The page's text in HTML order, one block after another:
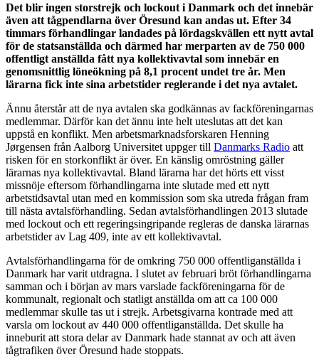
Det blir ingen storstrejk och lockout i Danmark och det innebär
även att tågpendlarna över Öresund kan andas ut. Efter 34
timmars förhandlingar landades på lördagskvällen ett nytt avtal
för de statsanställda och därmed har merparten av de 750 000
offentligt anställda fått nya kollektivavtal som innebär en
genomsnittlig löneökning på 8,1 procent undet tre år. Men
lärarna fick inte sina arbetstider reglerande i det nya avtalet.
Ännu återstår att de nya avtalen ska godkännas av fackföreningarnas
medlemmar. Därför kan det ännu inte helt uteslutas att det kan
uppstå en konflikt. Men arbetsmarknadsforskaren Henning
Jørgensen från Aalborg Universitet uppger till Danmarks Radio att
risken för en storkonflikt är över. En känslig omröstning gäller
lärarnas nya kollektivavtal. Bland lärarna har det hörts ett visst
missnöje eftersom förhandlingarna inte slutade med ett nytt
arbetstidsavtal utan med en kommission som ska utreda frågan fram
till nästa avtalsförhandling. Sedan avtalsförhandlingen 2013 slutade
med lockout och ett regeringsingripande regleras de danska lärarnas
arbetstider av Lag 409, inte av ett kollektivavtal.
Avtalsförhandlingarna för de omkring 750 000 offentliganställda i
Danmark har varit utdragna. I slutet av februari bröt förhandlingarna
samman och i början av mars varslade fackföreningarna för de
kommunalt, regionalt och statligt anställda om att ca 100 000
medlemmar skulle tas ut i strejk. Arbetsgivarna kontrade med att
varsla om lockout av 440 000 offentliganställda. Det skulle ha
inneburit att stora delar av Danmark hade stannat av och att även
tågtrafiken över Öresund hade stoppats.